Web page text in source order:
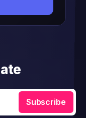
Subscribe